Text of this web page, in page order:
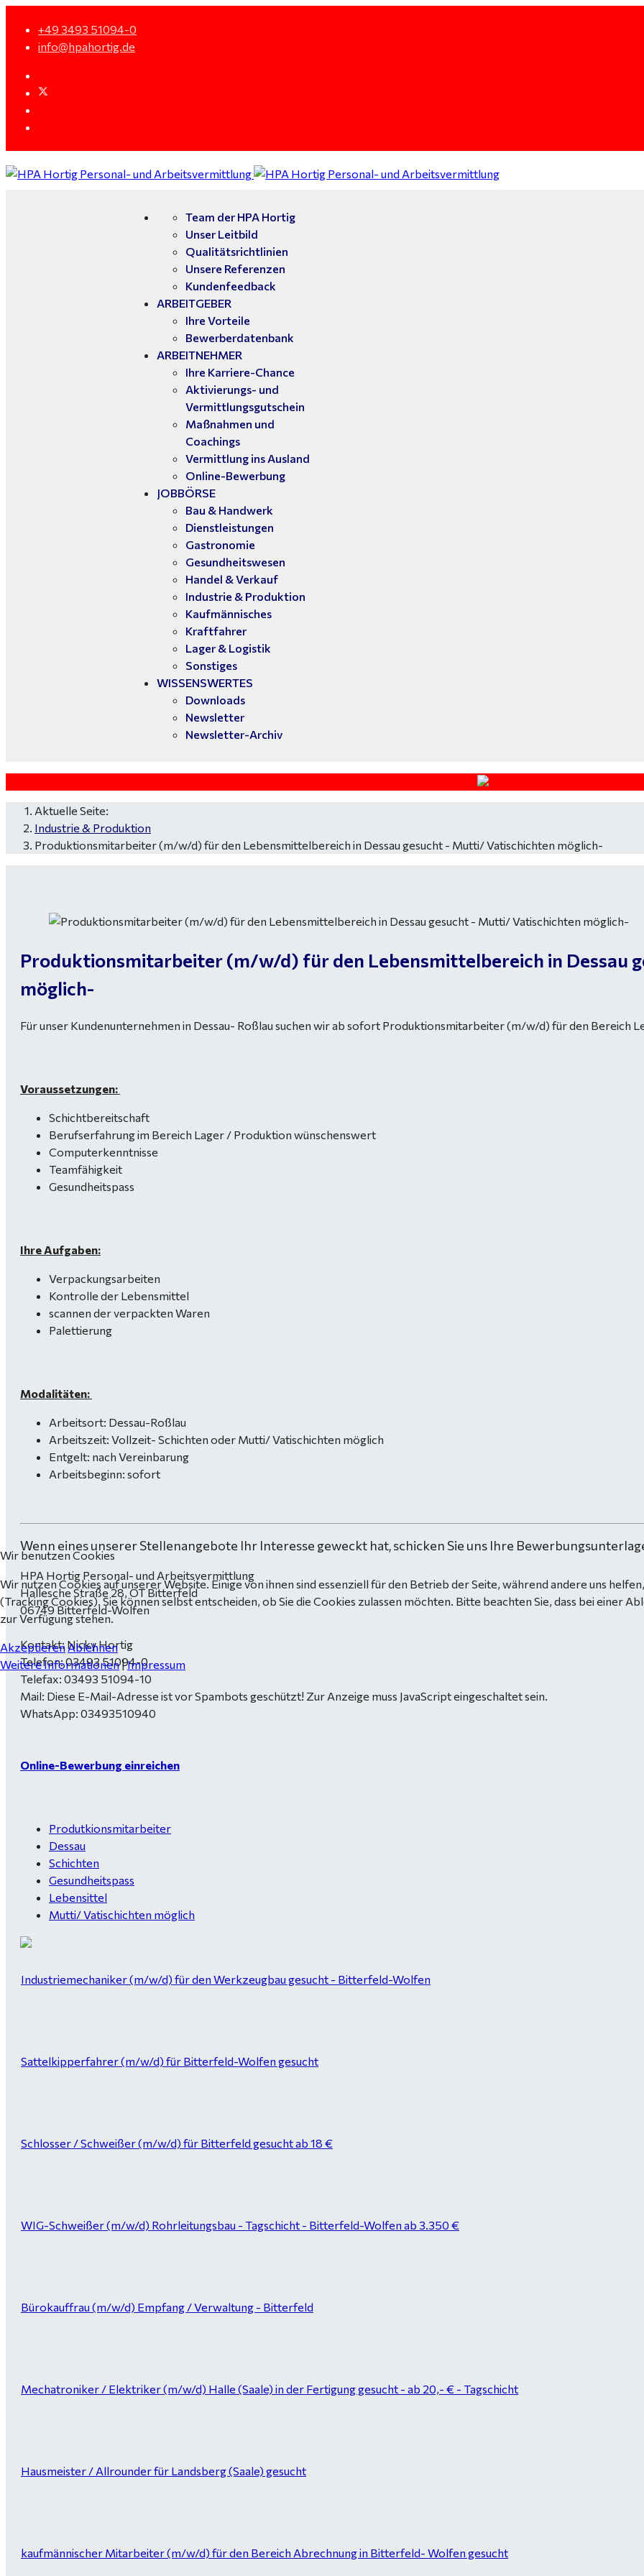
+49 3493 51094-0
info@hpahortig.de
Team der HPA Hortig
Unser Leitbild
Qualitätsrichtlinien
Unsere Referenzen
Kundenfeedback
ARBEITGEBER
Ihre Vorteile
Bewerberdatenbank
ARBEITNEHMER
Ihre Karriere-Chance
Aktivierungs- und
Vermittlungsgutschein
Maßnahmen und
Coachings
Vermittlung ins Ausland
Online-Bewerbung
JOBBÖRSE
Bau & Handwerk
Dienstleistungen
Gastronomie
Gesundheitswesen
Handel & Verkauf
Industrie & Produktion
Kaufmännisches
Kraftfahrer
Lager & Logistik
Sonstiges
WISSENSWERTES
Downloads
Newsletter
Newsletter-Archiv
Aktuelle Seite:
Industrie & Produktion
Produktionsmitarbeiter (m/w/d) für den Lebensmittelbereich in Dessau gesucht - Mutti/ Vatischichten möglich-
Produktionsmitarbeiter (m/w/d) für den Lebensmittelbereich in Dessau
möglich-
Für unser Kundenunternehmen in Dessau- Roßlau suchen wir ab sofort Produktionsmitarbeiter (m/w/d) für den Bereich
Voraussetzungen:
Schichtbereitschaft
Berufserfahrung im Bereich Lager / Produktion wünschenswert
Computerkenntnisse
Teamfähigkeit
Gesundheitspass
Ihre Aufgaben:
Verpackungsarbeiten
Kontrolle der Lebensmittel
scannen der verpackten Waren
Palettierung
Modalitäten:
Arbeitsort: Dessau-Roßlau
Arbeitszeit: Vollzeit- Schichten oder Mutti/ Vatischichten möglich
Entgelt: nach Vereinbarung
Arbeitsbeginn: sofort
Wenn eines unserer Stellenangebote Ihr Interesse geweckt hat, schicken Sie uns Ihre
HPA Hortig Personal- und Arbeitsvermittlung
Hallesche Straße 28, OT Bitterfeld
06749 Bitterfeld-Wolfen
Kontakt: Nicky Hortig
Telefon: 03493 51094-0
Telefax: 03493 51094-10
Mail: Diese E-Mail-Adresse ist vor Spambots geschützt! Zur Anzeige muss JavaScript eingeschaltet sein.
WhatsApp: 03493510940
Online-Bewerbung einreichen
Produtkionsmitarbeiter
Dessau
Schichten
Gesundheitspass
Lebensittel
Mutti/ Vatischichten möglich
Industriemechaniker (m/w/d) für den Werkzeugbau gesucht - Bitterfeld-Wolfen
Sattelkipperfahrer (m/w/d) für Bitterfeld-Wolfen gesucht
Schlosser / Schweißer (m/w/d) für Bitterfeld gesucht ab 18 €
WIG-Schweißer (m/w/d) Rohrleitungsbau - Tagschicht - Bitterfeld-Wolfen ab 3.350 €
Bürokauffrau (m/w/d) Empfang / Verwaltung - Bitterfeld
Mechatroniker / Elektriker (m/w/d) Halle (Saale) in der Fertigung gesucht - ab 20,- € - Tagschicht
Hausmeister / Allrounder für Landsberg (Saale) gesucht
kaufmännischer Mitarbeiter (m/w/d) für den Bereich Abrechnung in Bitterfeld- Wolfen gesucht
Wir benutzen Cookies
Wir nutzen Cookies auf unserer Website. Einige von ihnen sind essenziell für den Betrieb der Seite, während andere uns
(Tracking Cookies). Sie können selbst entscheiden, ob Sie die Cookies zulassen möchten. Bitte beachten Sie, dass bei einer
zur Verfügung stehen.
Akzeptieren Ablehnen
Weitere Informationen|Impressum